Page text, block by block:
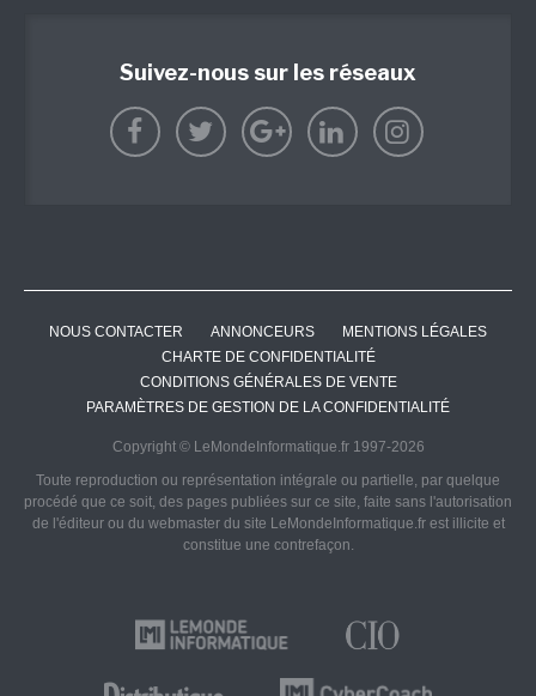
Suivez-nous sur les réseaux
NOUS CONTACTER ANNONCEURS
MENTIONS LÉGALES
CHARTE DE CONFIDENTIALITÉ
CONDITIONS GÉNÉRALES DE VENTE
PARAMÈTRES DE GESTION DE LA CONFIDENTIALITÉ
Copyright © LeMondeInformatique.fr 1997-2026
Toute reproduction ou représentation intégrale ou partielle, par quelque
procédé que ce soit, des pages publiées sur ce site, faite sans l'autorisation
de l'éditeur ou du webmaster du site LeMondeInformatique.fr est illicite et
constitue une contrefaçon.